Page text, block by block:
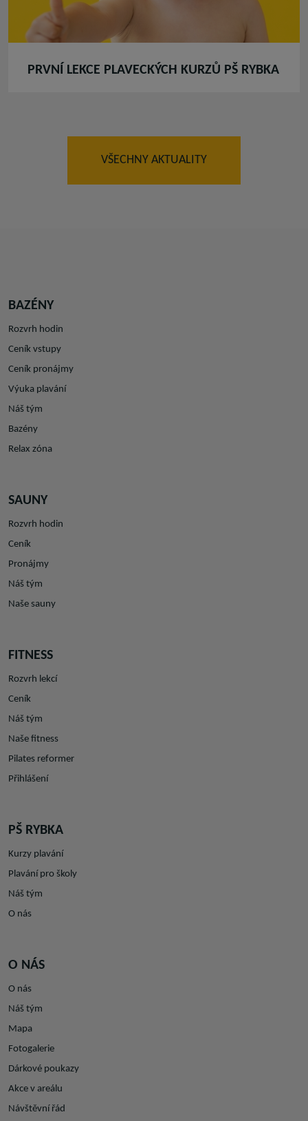
PRVNÍ LEKCE PLAVECKÝCH KURZŮ PŠ RYBKA
VŠECHNY AKTUALITY
BAZÉNY
Rozvrh hodin
Ceník vstupy
Ceník pronájmy
Výuka plavání
Náš tým
Bazény
Relax zóna
SAUNY
Rozvrh hodin
Ceník
Pronájmy
Náš tým
Naše sauny
FITNESS
Rozvrh lekcí
Ceník
Náš tým
Naše fitness
Pilates reformer
Přihlášení
PŠ RYBKA
Kurzy plavání
Plavání pro školy
Náš tým
O nás
O NÁS
O nás
Náš tým
Mapa
Fotogalerie
Dárkové poukazy
Akce v areálu
Návštěvní řád